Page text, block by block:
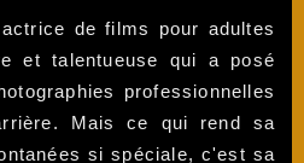
de films pour adultes
et talentueuse qui a posé
professionnelles
Mais ce qui rend sa
si spéciale, c'est sa